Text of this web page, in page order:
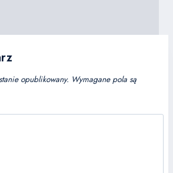
opublikowany. Wymagane pola są